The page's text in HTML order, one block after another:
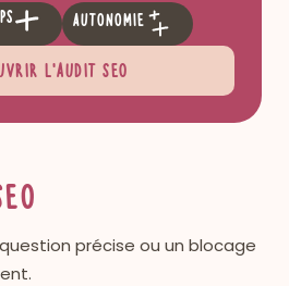
Autonomie
l’audit SEO
précise ou un blocage